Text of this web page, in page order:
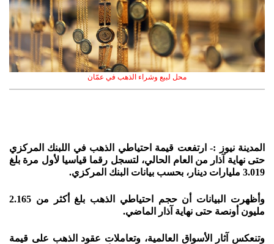
محل لبيع وشراء الذهب في عمّان
المدينة نيوز :- ارتفعت قيمة احتياطي الذهب في اللبنك المركزي
حتى نهاية آذار من العام الحالي، لتسجل رقما قياسيا لأول مرة بلغ
3.019 مليارات دينار، بحسب بيانات البنك المركزي.
وأظهرت البيانات أن حجم احتياطي الذهب بلغ أكثر من 2.165
مليون أونصة حتى نهاية آذار الماضي.
وتنعكس آثار الأسواق العالمية، وتعاملات عقود الذهب على قيمة